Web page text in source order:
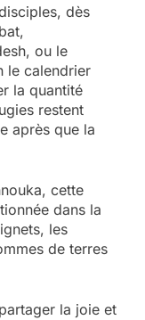
dès
ou le
le calendrier
la quantité
restent
après que la
cette
dans la
les
de terres
la joie et
la plus